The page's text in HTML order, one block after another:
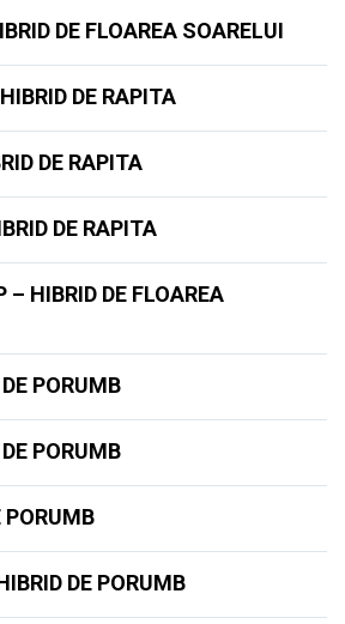
DE FLOAREA SOARELUI
DE RAPITA
DE RAPITA
DE RAPITA
– HIBRID DE FLOAREA
PORUMB
PORUMB
PORUMB
DE PORUMB